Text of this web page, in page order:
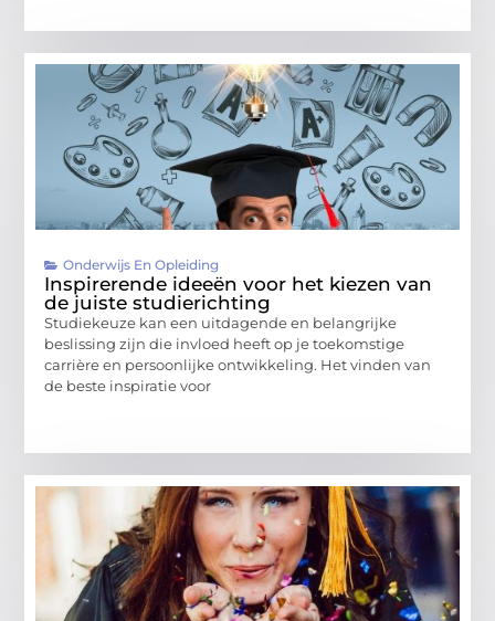
Onderwijs En Opleiding
Inspirerende ideeën voor het kiezen van
de juiste studierichting
Studiekeuze kan een uitdagende en belangrijke
beslissing zijn die invloed heeft op je toekomstige
carrière en persoonlijke ontwikkeling. Het vinden van
de beste inspiratie voor